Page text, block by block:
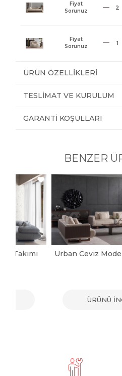
Fiyat
Sorunuz
Fiyat
Sorunuz
ÜRÜN ÖZELLIKLERI
TESLIMAT VE KURULUM
GARANTI KOŞULLARI
BENZER
Takımı
ÜRÜNÜ